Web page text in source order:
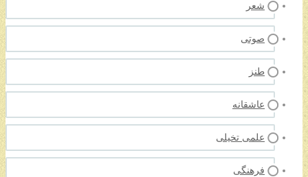
شعر
صوتی
طنز
عاشقانه
علمی تخیلی
فرهنگی